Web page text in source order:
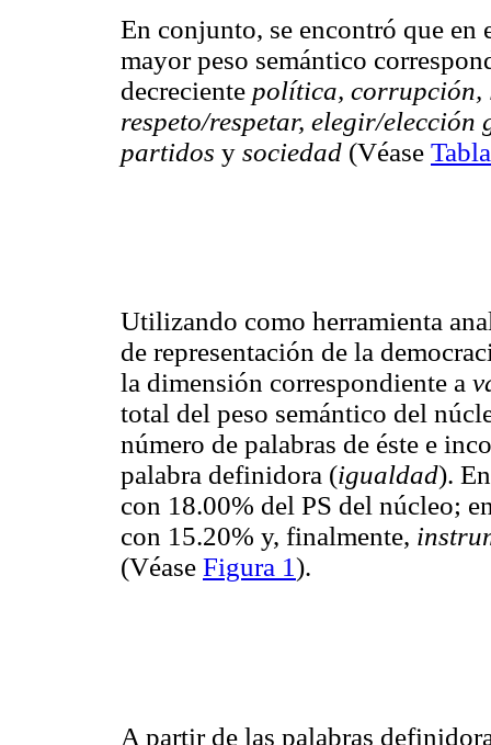
En conjunto, se encontró que en
mayor peso semántico
decreciente política, corrupción,
respeto/respetar, elegir/
partidos y sociedad (Véase
Utilizando como herramienta
de representación de la
la dimensión correspondiente a
total del peso semántico del
número de palabras de éste e
palabra definidora (igualdad).
con 18.00% del PS del núcleo;
con 15.20% y, finalmente,
(Véase Figura 1).
A partir de las palabras